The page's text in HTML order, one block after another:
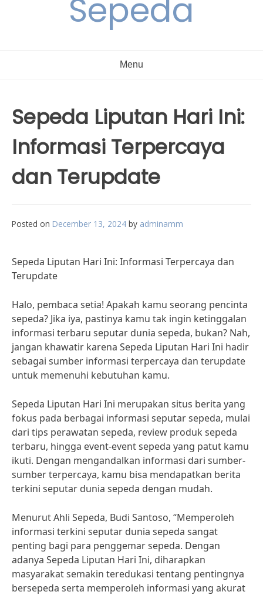
Sepeda
Menu
Sepeda Liputan Hari Ini:
Informasi Terpercaya
dan Terupdate
Posted on December 13, 2024 by adminamm
Sepeda Liputan Hari Ini: Informasi Terpercaya dan
Terupdate
Halo, pembaca setia! Apakah kamu seorang pencinta
sepeda? Jika iya, pastinya kamu tak ingin ketinggalan
informasi terbaru seputar dunia sepeda, bukan? Nah,
jangan khawatir karena Sepeda Liputan Hari Ini hadir
sebagai sumber informasi terpercaya dan terupdate
untuk memenuhi kebutuhan kamu.
Sepeda Liputan Hari Ini merupakan situs berita yang
fokus pada berbagai informasi seputar sepeda, mulai
dari tips perawatan sepeda, review produk sepeda
terbaru, hingga event-event sepeda yang patut kamu
ikuti. Dengan mengandalkan informasi dari sumber-
sumber terpercaya, kamu bisa mendapatkan berita
terkini seputar dunia sepeda dengan mudah.
Menurut Ahli Sepeda, Budi Santoso, “Memperoleh
informasi terkini seputar dunia sepeda sangat
penting bagi para penggemar sepeda. Dengan
adanya Sepeda Liputan Hari Ini, diharapkan
masyarakat semakin teredukasi tentang pentingnya
bersepeda serta memperoleh informasi yang akurat